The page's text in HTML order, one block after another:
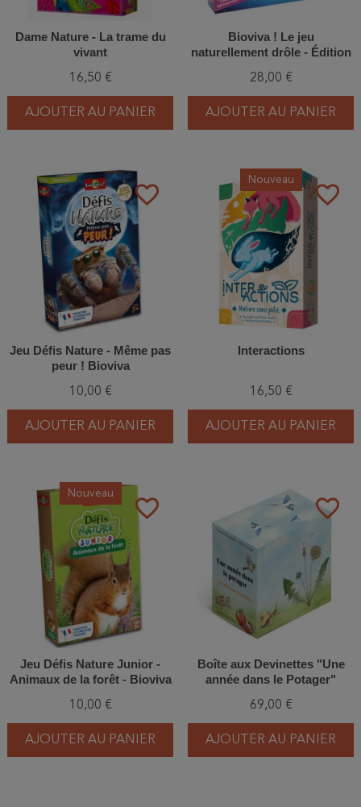
Dame Nature - La trame du
vivant
16,50 €
AJOUTER AU PANIER
Bioviva ! Le jeu
naturellement drôle - Édition
28,00 €
AJOUTER AU PANIER
favorite_border
Jeu Défis Nature - Même pas
peur ! Bioviva
10,00 €
AJOUTER AU PANIER
favorite_border
Nouveau
Interactions
16,50 €
AJOUTER AU PANIER
favorite_border
Nouveau
Jeu Défis Nature Junior -
Animaux de la forêt - Bioviva
10,00 €
AJOUTER AU PANIER
favorite_border
Boîte aux Devinettes "Une
année dans le Potager"
69,00 €
AJOUTER AU PANIER